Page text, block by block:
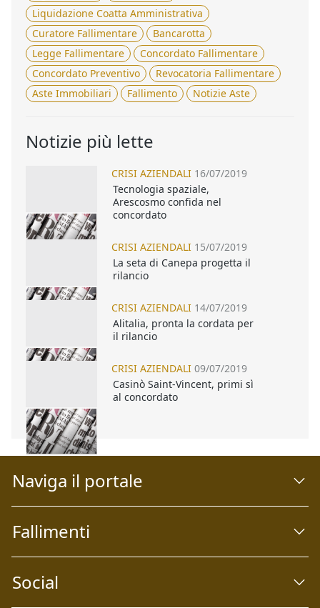
Liquidazione Coatta Amministrativa
Curatore Fallimentare
Bancarotta
Legge Fallimentare
Concordato Fallimentare
Concordato Preventivo
Revocatoria Fallimentare
Aste Immobiliari
Fallimento Notizie Aste
Notizie più lette
CRISI AZIENDALI 16/07/2019
Tecnologia spaziale,
Arescosmo confida nel
concordato
CRISI AZIENDALI 15/07/2019
La seta di Canepa progetta il
rilancio
CRISI AZIENDALI 14/07/2019
Alitalia, pronta la cordata per
il rilancio
CRISI AZIENDALI 09/07/2019
Casinò Saint-Vincent, primi sì
al concordato
Naviga il portale
Fallimenti
Social